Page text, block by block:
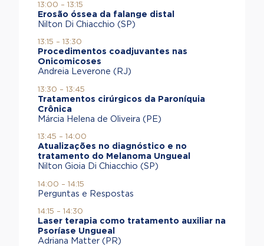
13:00 – 13:15
Erosão óssea da falange distal
Nilton Di Chiacchio (SP)
13:15 – 13:30
Procedimentos coadjuvantes nas
Onicomicoses
Andreia Leverone (RJ)
13:30 – 13:45
Tratamentos cirúrgicos da Paroníquia
Crônica
Márcia Helena de Oliveira (PE)
13:45 – 14:00
Atualizações no diagnóstico e no
tratamento do Melanoma Ungueal
Nilton Gioia Di Chiacchio (SP)
14:00 – 14:15
Perguntas e Respostas
14:15 – 14:30
Laser terapia como tratamento auxiliar na
Psoríase Ungueal
Adriana Matter (PR)